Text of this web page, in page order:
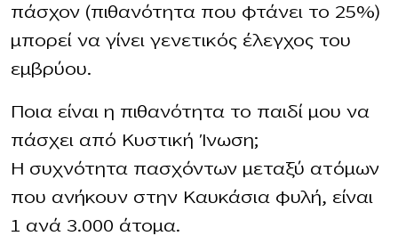
πάσχον (πιθανότητα που φτάνει το 25%)
μπορεί να γίνει γενετικός έλεγχος του
εμβρύου.
Ποια είναι η πιθανότητα το παιδί μου να
πάσχει από Κυστική Ίνωση;
Η συχνότητα πασχόντων μεταξύ ατόμων
που ανήκουν στην Καυκάσια φυλή, είναι
1 ανά 3.000 άτομα.